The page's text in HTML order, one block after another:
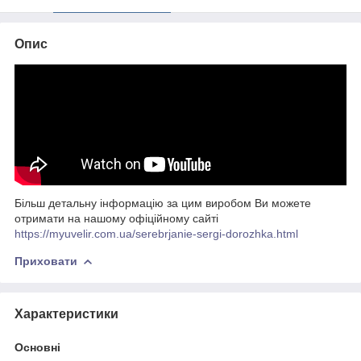
Опис
Більш детальну інформацію за цим виробом Ви можете
отримати на нашому офіційному сайті
https://myuvelir.com.ua/serebrjanie-sergi-dorozhka.html
Приховати
Характеристики
Основні